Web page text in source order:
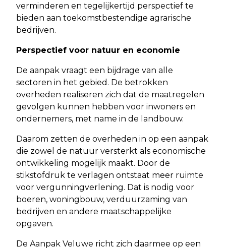
verminderen en tegelijkertijd perspectief te
bieden aan toekomstbestendige agrarische
bedrijven.
Perspectief voor natuur en economie
De aanpak vraagt een bijdrage van alle
sectoren in het gebied. De betrokken
overheden realiseren zich dat de maatregelen
gevolgen kunnen hebben voor inwoners en
ondernemers, met name in de landbouw.
Daarom zetten de overheden in op een aanpak
die zowel de natuur versterkt als economische
ontwikkeling mogelijk maakt. Door de
stikstofdruk te verlagen ontstaat meer ruimte
voor vergunningverlening. Dat is nodig voor
boeren, woningbouw, verduurzaming van
bedrijven en andere maatschappelijke
opgaven.
De Aanpak Veluwe richt zich daarmee op een